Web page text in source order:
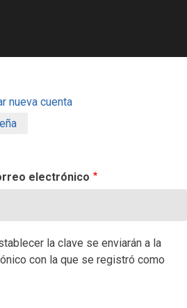
nueva cuenta
electrónico
la clave se enviarán a la
con la que se registró como